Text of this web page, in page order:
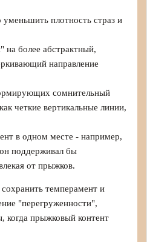
плотность страз и
на более абстрактный,
направление
сомнительный
четкие вертикальные линии,
в одном месте - например,
поддерживал бы
от прыжков.
темперамент и
"перегруженности",
когда прыжковый контент